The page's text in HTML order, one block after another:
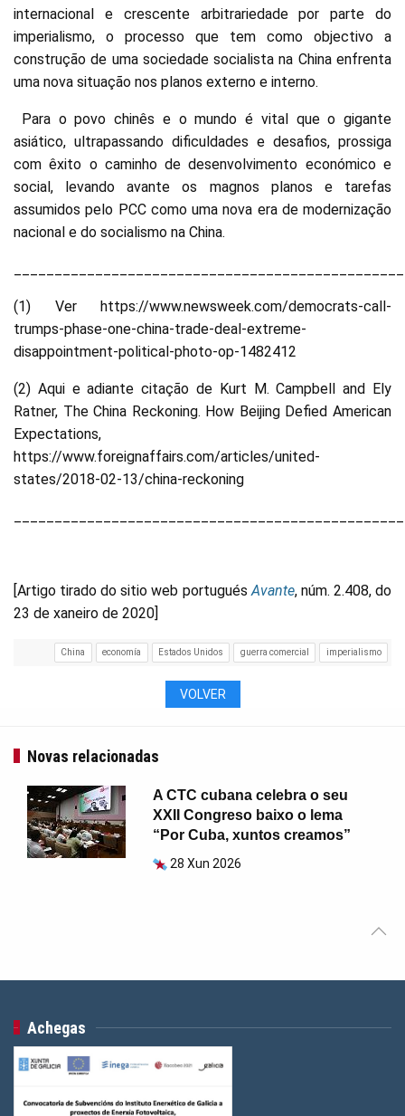
internacional e crescente arbitrariedade por parte do
imperialismo, o processo que tem como objectivo a
construção de uma sociedade socialista na China enfrenta
uma nova situação nos planos externo e interno.
Para o povo chinês e o mundo é vital que o gigante
asiático, ultrapassando dificuldades e desafios, prossiga
com êxito o caminho de desenvolvimento económico e
social, levando avante os magnos planos e tarefas
assumidos pelo PCC como uma nova era de modernização
nacional e do socialismo na China.
(1) Ver https://www.newsweek.com/democrats-call-
trumps-phase-one-china-trade-deal-extreme-
disappointment-political-photo-op-1482412
(2) Aqui e adiante citação de Kurt M. Campbell and Ely
Ratner, The China Reckoning. How Beijing Defied American
Expectations,
https://www.foreignaffairs.com/articles/united-
states/2018-02-13/china-reckoning
[Artigo tirado do sitio web portuguésAvante, núm. 2.408, do
23 de xaneiro de 2020]
China economía Estados Unidos guerra comercial imperialismo
VOLVER
Novas relacionadas
A CTC cubana celebra o seu
XXII Congreso baixo o lema
“Por Cuba, xuntos creamos”
28 Xun 2026
Achegas